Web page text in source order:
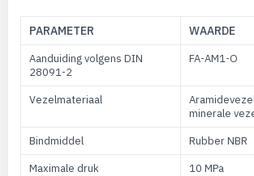
PARAMETER WAARDE
Aanduiding volgens DIN
28091-2
FA-AM1-O
Vezelmateriaal
minerale
Bindmiddel
Rubber NBR
Maximale druk
10 MPa